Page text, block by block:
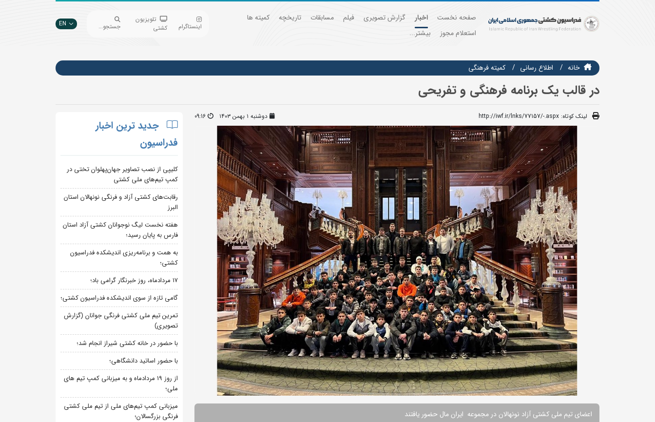
صفحه نخست اخبار گزارش تصویری فیلم مسابقات تاریخچه
کمیته ها
استعلام مجوز
بیشتر...
اینستاگرام
تلویزیون
کشتی
جستجو... EN
خانه اطلاع رسانی كميته فرهنگي
در قالب یک برنامه فرهنگی و تفریحی
لینک کوتاه: http://iwf.ir/lnks/77157/-.aspx دوشنبه ۱ بهمن ۱۴۰۳ 09:16
اعضای تیم ملی کشتی آزاد نونهالان در مجموعه ایران مال حضور یافتند
جدید ترین اخبار
فدراسیون
کلیپی از نصب تصاویر جهان‌پهلوان تختی در
کمپ تیم‌های ملی کشتی
رقابت‌های کشتی آزاد و فرنگی نونهالان استان
البرز
هفته نخست لیگ نوجوانان کشتی آزاد استان
فارس به پایان رسید؛
به همت و برنامه‌ریزی اندیشکده فدراسیون
کشتی؛
۱۷ مردادماه، روز خبرنگار گرامی باد؛
گامی تازه از سوی اندیشکده فدراسیون کشتی؛
تمرین تیم ملی کشتی فرنگی جوانان (گزارش
تصویری)
با حضور در خانه کشتی شیراز انجام شد؛
با حضور اساتید دانشگاهی؛
از روز 19 مردادماه و به میزبانی کمپ تیم های
ملی؛
میزبانی کمپ تیم‌های ملی از تیم ملی کشتی
فرنگی بزرگسالان؛